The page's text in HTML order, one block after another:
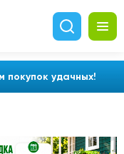
покупок удачных!